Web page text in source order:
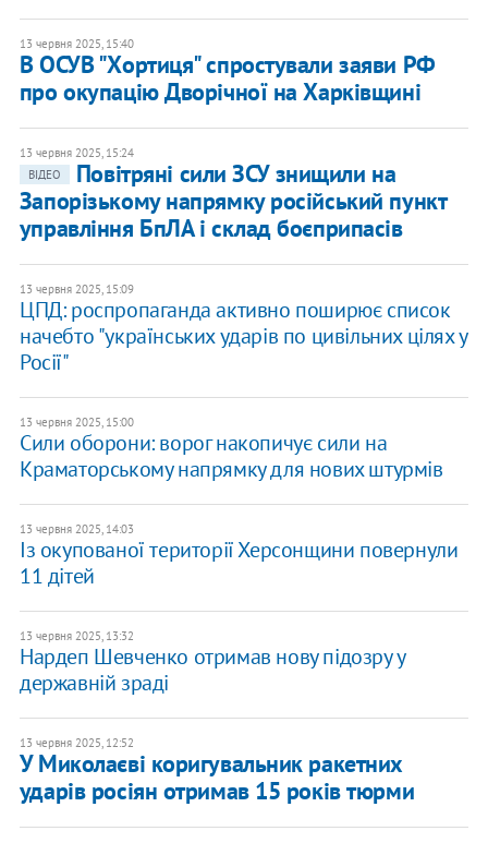
13 червня 2025, 15:40
В ОСУВ "Хортиця" спростували заяви РФ
про окупацію Дворічної на Харківщині
13 червня 2025, 15:24
ВІДЕО
Повітряні сили ЗСУ знищили на
Запорізькому напрямку російський пункт
управління БпЛА і склад боєприпасів
13 червня 2025, 15:09
ЦПД: роспропаганда активно поширює список
начебто "українських ударів по цивільних цілях у
Росії"
13 червня 2025, 15:00
Сили оборони: ворог накопичує сили на
Краматорському напрямку для нових штурмів
13 червня 2025, 14:03
Із окупованої території Херсонщини повернули
11 дітей
13 червня 2025, 13:32
Нардеп Шевченко отримав нову підозру у
державній зраді
13 червня 2025, 12:52
У Миколаєві коригувальник ракетних
ударів росіян отримав 15 років тюрми